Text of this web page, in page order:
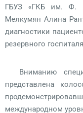
ГБУЗ «ГКБ им. Ф.
Мелкумян Алина
диагностики
резервного
Вниманию
представлена
международном